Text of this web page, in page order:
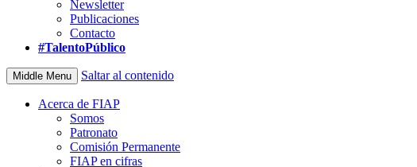
Newsletter
Publicaciones
Contacto
#TalentoPúblico
Middle Menu Saltar al contenido
Acerca de FIAP
Somos
Patronato
Comisión Permanente
FIAP en cifras